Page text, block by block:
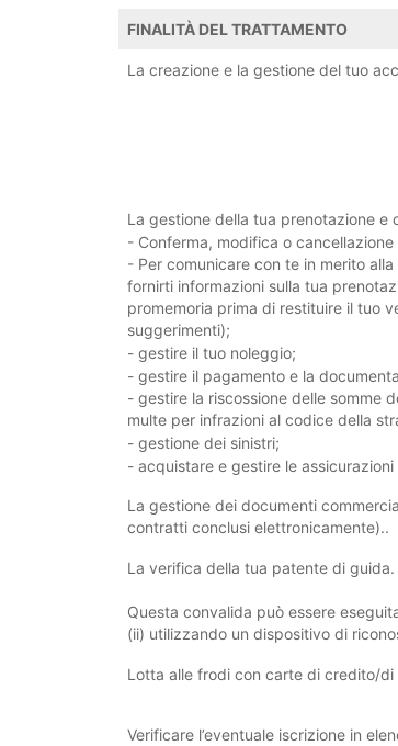
FINALITÀ DEL TRATTAMENTO
La creazione e la gestione del tuo
La gestione della tua prenotazione
- Conferma, modifica o
- Per comunicare con te in merito
fornirti informazioni sulla tua
promemoria prima di restituire il tuo
suggerimenti);
- gestire il tuo noleggio;
- gestire il pagamento e la
- gestire la riscossione delle somme
multe per infrazioni al codice della
- gestione dei sinistri;
- acquistare e gestire le
La gestione dei documenti
contratti conclusi elettronicamente)..
La verifica della tua patente di guida.
Questa convalida può essere
(ii) utilizzando un dispositivo di
Lotta alle frodi con carte di credito/di
Verificare l’eventuale iscrizione in